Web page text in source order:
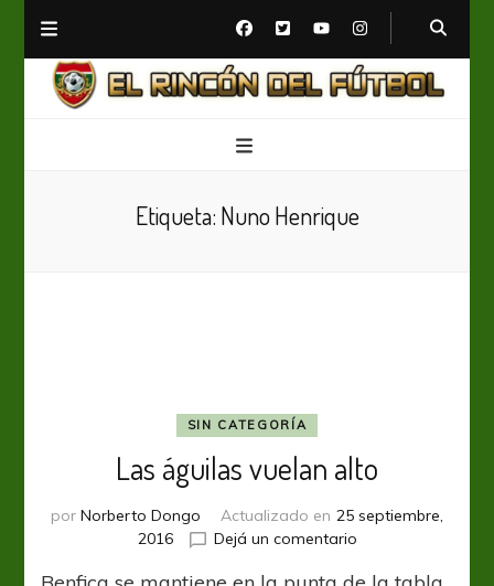
Etiqueta: Nuno Henrique
SIN CATEGORÍA
Las águilas vuelan alto
por Norberto Dongo Actualizado en 25 septiembre,
2016
Dejá un comentarioen